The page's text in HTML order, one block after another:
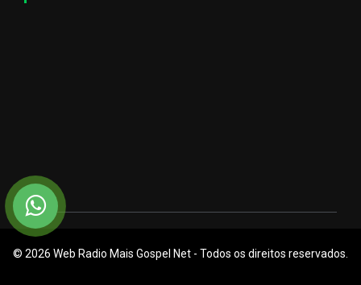
© 2026 Web Radio Mais Gospel Net - Todos os direitos reservados.